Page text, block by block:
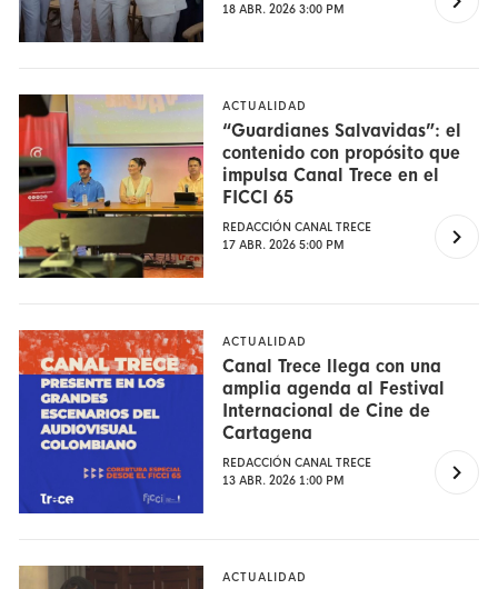
18 ABR. 2026 3:00 PM
ACTUALIDAD
“Guardianes Salvavidas”: el
contenido con propósito que
impulsa Canal Trece en el
FICCI 65
REDACCIÓN CANAL TRECE
17 ABR. 2026 5:00 PM
ACTUALIDAD
Canal Trece llega con una
amplia agenda al Festival
Internacional de Cine de
Cartagena
REDACCIÓN CANAL TRECE
13 ABR. 2026 1:00 PM
ACTUALIDAD